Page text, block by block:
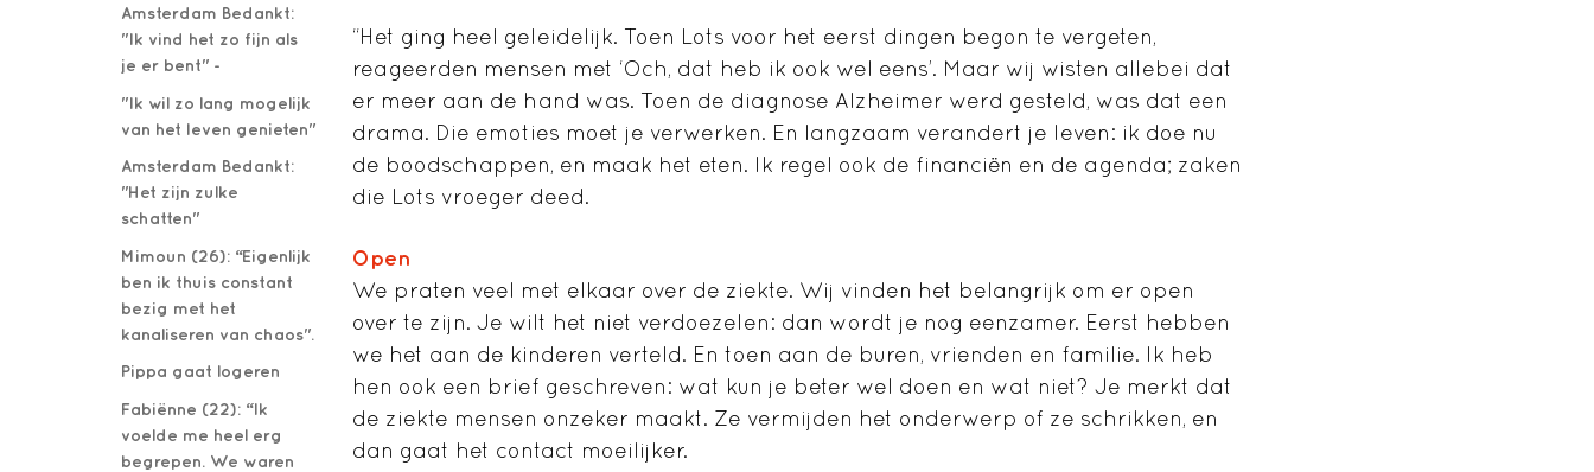
Amsterdam Bedankt:
"Ik vind het zo fijn als
je er bent" -
"Ik wil zo lang mogelijk
van het leven genieten"
Amsterdam Bedankt:
"Het zijn zulke
schatten"
Mimoun (26): “Eigenlijk
ben ik thuis constant
bezig met het
kanaliseren van chaos".
Pippa gaat logeren
Fabiënne (22): “Ik
voelde me heel erg
begrepen. We waren
“Het ging heel geleidelijk. Toen Lots voor het eerst dingen begon te vergeten,
reageerden mensen met ‘Och, dat heb ik ook wel eens’. Maar wij wisten allebei dat
er meer aan de hand was. Toen de diagnose Alzheimer werd gesteld, was dat een
drama. Die emoties moet je verwerken. En langzaam verandert je leven: ik doe nu
de boodschappen, en maak het eten. Ik regel ook de financiën en de agenda; zaken
die Lots vroeger deed.
Open
We praten veel met elkaar over de ziekte. Wij vinden het belangrijk om er open
over te zijn. Je wilt het niet verdoezelen: dan wordt je nog eenzamer. Eerst hebben
we het aan de kinderen verteld. En toen aan de buren, vrienden en familie. Ik heb
hen ook een brief geschreven: wat kun je beter wel doen en wat niet? Je merkt dat
de ziekte mensen onzeker maakt. Ze vermijden het onderwerp of ze schrikken, en
dan gaat het contact moeilijker.